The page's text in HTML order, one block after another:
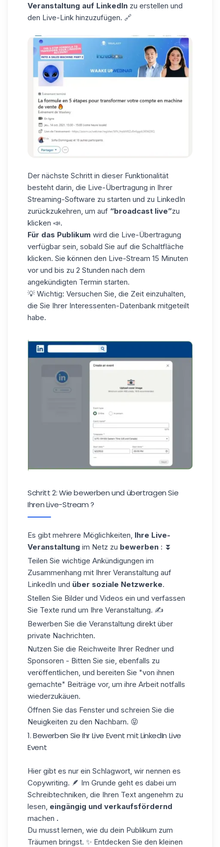
Veranstaltung auf LinkedIn zu erstellen und
den Live-Link hinzuzufügen. 🔗
Der nächste Schritt in dieser Funktionalität
besteht darin, die Live-Übertragung in Ihrer
Streaming-Software zu starten und zu LinkedIn
zurückzukehren, um auf “broadcast live”zu
klicken 📣.
Für das Publikum wird die Live-Übertragung
verfügbar sein, sobald Sie auf die Schaltfläche
klicken. Sie können den Live-Stream 15 Minuten
vor und bis zu 2 Stunden nach dem
angekündigten Termin starten.
💡 Wichtig: Versuchen Sie, die Zeit einzuhalten,
die Sie Ihrer Interessenten-Datenbank mitgeteilt
habe.
Schritt 2: Wie bewerben und übertragen Sie
Ihren Live-Stream ?
Es gibt mehrere Möglichkeiten, Ihre Live-
Veranstaltung im Netz zu bewerben : ⏬
Teilen Sie wichtige Ankündigungen im
Zusammenhang mit Ihrer Veranstaltung auf
LinkedIn und über soziale Netzwerke.
Stellen Sie Bilder und Videos ein und verfassen
Sie Texte rund um Ihre Veranstaltung. ✍️
Bewerben Sie die Veranstaltung direkt über
private Nachrichten.
Nutzen Sie die Reichweite Ihrer Redner und
Sponsoren - Bitten Sie sie, ebenfalls zu
veröffentlichen, und bereiten Sie "von ihnen
gemachte" Beiträge vor, um ihre Arbeit notfalls
wiederzukäuen.
Öffnen Sie das Fenster und schreien Sie die
Neuigkeiten zu den Nachbarn. 😝
1. Bewerben Sie Ihr Live Event mit LinkedIn Live
Event
Hier gibt es nur ein Schlagwort, wir nennen es
Copywriting. 🪶 Im Grunde geht es dabei um
Schreibtechniken, die Ihren Text angenehm zu
lesen, eingängig und verkaufsfördernd
machen .
Du musst lernen, wie du dein Publikum zum
Träumen bringst. ✨ Entdecken Sie den kleinen